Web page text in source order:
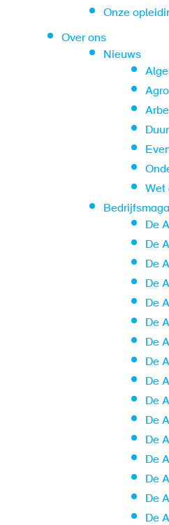
Onze
Over ons
Nieuws
Agro
Wet
De
De
De
De
De
De
De
De
De
De
De
De
De
De
De
De